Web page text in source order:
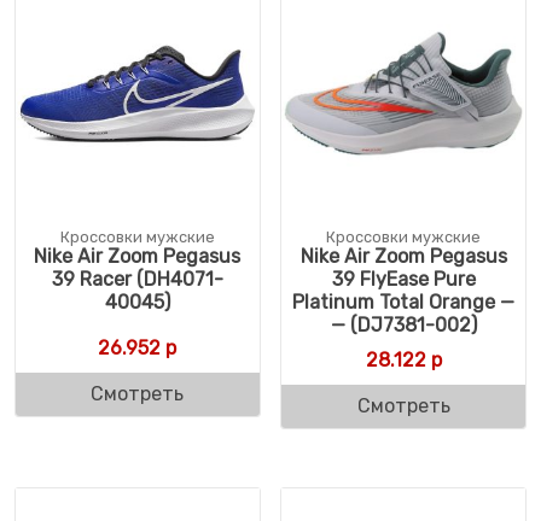
Кроссовки мужские
Nike Air Zoom Pegasus
39 Racer (DH4071-
40045)
26.952 р
Смотреть
Кроссовки мужские
Nike Air Zoom Pegasus
39 FlyEase Pure
Platinum Total Orange —
— (DJ7381-002)
28.122р
Смотреть